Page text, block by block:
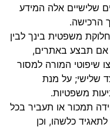
שלישיים אלה המידע
הרכישה.
משפטית בינך לבין
אם תבצע באתרים,
שיפוטי המורה למסור
שלישי; על מנת
משפטיות.
תמכור או תעביר בכל
כלשהו, וכן